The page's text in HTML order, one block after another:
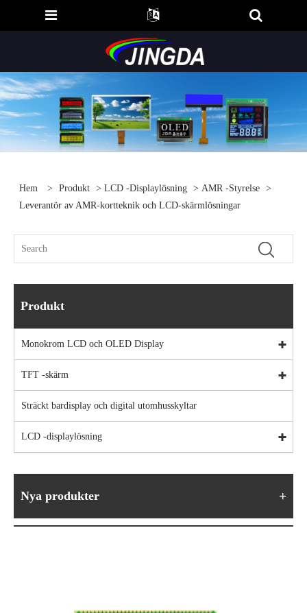
Hem > Produkt >LCD -displaylösning > AMR -styrelse >
Leverantör av AMR-kortteknik och LCD-skärmlösningar
Produkt
Monokrom LCD och OLED Display
TFT -skärm
Sträckt bardisplay och digital utomhusskyltar
LCD -displaylösning
Nya produkter